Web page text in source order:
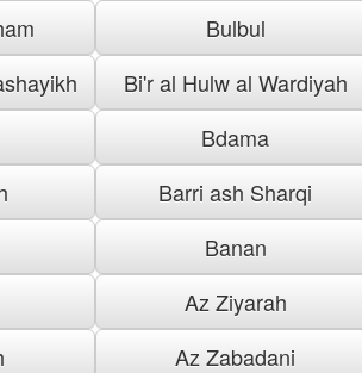
Bulbul
Bi'r al Hulw al Wardiyah
Bdama
Barri ash Sharqi
Banan
Az Ziyarah
Az Zabadani